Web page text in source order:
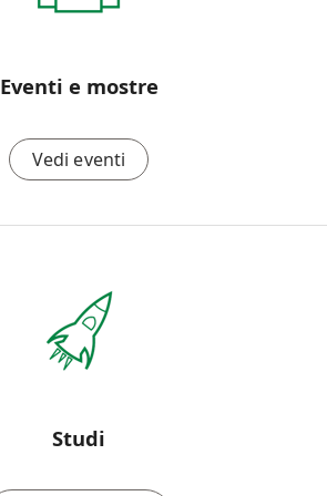
Eventi e mostre
Vedi eventi
Studi